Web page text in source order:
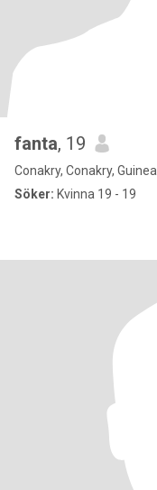
fanta, 19
Conakry, Conakry, Guinea
Söker: Kvinna 19 - 19